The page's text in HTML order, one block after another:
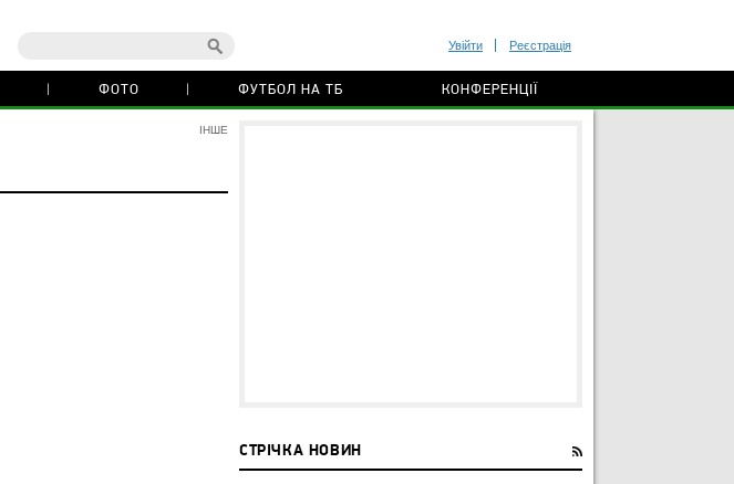
Увійти Реєстрація
ФОТО ФУТБОЛ НА ТБ КОНФЕРЕНЦІЇ
ІНШЕ
СТРІЧКА НОВИН